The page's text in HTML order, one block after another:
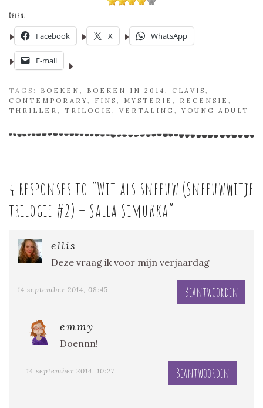
Delen:
Facebook X WhatsApp
E-mail
TAGS: BOEKEN BOEKEN IN 2014 CLAVIS
CONTEMPORARY
FINS MYSTERIE RECENSIE
THRILLER
TRILOGIE VERTALING ,YOUNG ADULT
4 responses to “Wit als sneeuw (Sneeuwwitje
trilogie #2) – Salla Simukka”
ellis
Deze vraag ik voor mijn verjaardag
14 september 2014, 08:45 Beantwoorden
emmy
Doennn!
14 september 2014, 10:27 Beantwoorden